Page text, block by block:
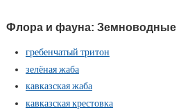
Флора и фауна: Земноводные
гребенчатый тритон
зелёная жаба
кавказская жаба
кавказская крестовка